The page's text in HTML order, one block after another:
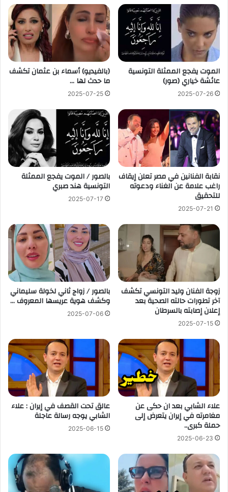
الموت يفجع الممثلة التونسية
عائشة خياري (صور)
2025-07-26
(بالفيديو) أسماء بن عثمان تكشف
ما حدث لها …
2025-07-25
نقابة الفنانين في مصر تعلن إيقاف
راغب علامة عن الغناء ودعوته
للتحقيق
2025-07-21
بالصور / الموت يفجع الممثلة
التونسية هند صبري
2025-07-17
زوجة الفنان وليد التونسي تكشف
آخر تطورات حالته الصحية بعد
إعلان إصابته بالسرطان
2025-07-15
بالصور / زواج ثاني لخولة سليماني
وكشف هوية عريسها المعروف …
2025-07-06
علاء الشابي بعد ان حكى عن
مغامرته في إيران يتعرض إلى
حملة كبرى..
2025-06-23
عالق تحت القصف في إيران : علاء
الشابي يوجه رسالة عاجلة
2025-06-15